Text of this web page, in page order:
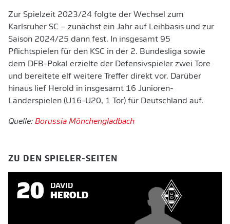
Zur Spielzeit 2023/24 folgte der Wechsel zum
Karlsruher SC – zunächst ein Jahr auf Leihbasis und zur
Saison 2024/25 dann fest. In insgesamt 95
Pflichtspielen für den KSC in der 2. Bundesliga sowie
dem DFB-Pokal erzielte der Defensivspieler zwei Tore
und bereitete elf weitere Treffer direkt vor. Darüber
hinaus lief Herold in insgesamt 16 Junioren-
Länderspielen (U16-U20, 1 Tor) für Deutschland auf.
Quelle: Borussia Mönchengladbach
ZU DEN SPIELER-SEITEN
20 DAVID
HEROLD